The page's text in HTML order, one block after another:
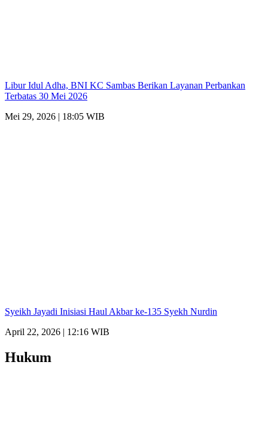
Libur Idul Adha, BNI KC Sambas Berikan Layanan Perbankan
Terbatas 30 Mei 2026
Mei 29, 2026 | 18:05 WIB
Syeikh Jayadi Inisiasi Haul Akbar ke-135 Syekh Nurdin
April 22, 2026 | 12:16 WIB
Hukum